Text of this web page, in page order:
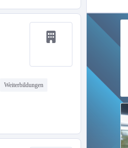
Weiterbildungen